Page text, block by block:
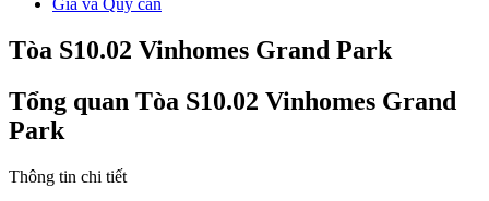
Giá và Quỹ căn
Tòa S10.02 Vinhomes Grand Park
Tổng quan Tòa S10.02 Vinhomes Grand
Park
Thông tin chi tiết